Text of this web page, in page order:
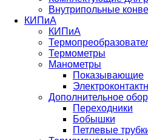
Внутрипольные
КИПиА
КИПиА
Термометры
Манометры
Показывающие
Дополнительное
Переходники
Бобышки
Петлевые